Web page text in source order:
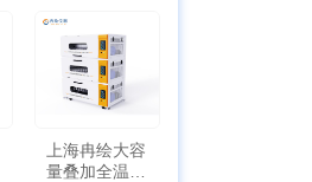
上海冉绘大容
量叠加全温恒